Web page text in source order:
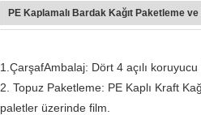
PE Kaplamalı Bardak Kağıt Paketleme
1. ÇarşafAmbalaj: Dört 4 açılı
2. Topuz Paketleme: PE Kaplı Kraft
paletler üzerinde film.